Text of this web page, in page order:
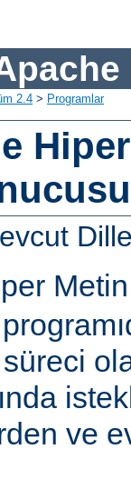
2.4 > Programlar
ve